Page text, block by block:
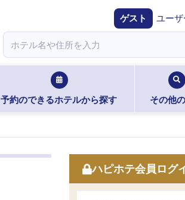
ゲスト ユー
予約のできるホテルから探す その他
ハピホテ会員ログ